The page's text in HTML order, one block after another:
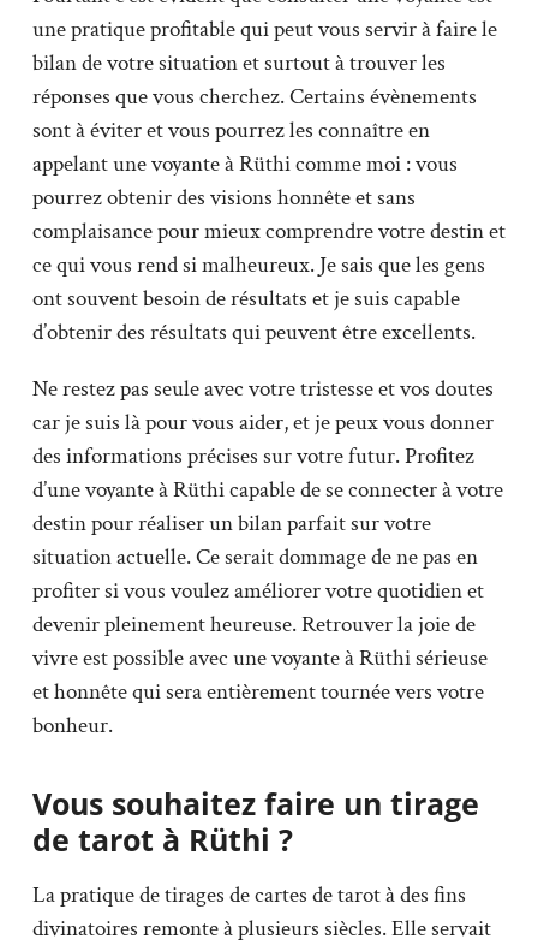
une pratique profitable qui peut vous servir à faire le
bilan de votre situation et surtout à trouver les
réponses que vous cherchez. Certains évènements
sont à éviter et vous pourrez les connaître en
appelant une voyante à Rüthi comme moi : vous
pourrez obtenir des visions honnête et sans
complaisance pour mieux comprendre votre destin et
ce qui vous rend si malheureux. Je sais que les gens
ont souvent besoin de résultats et je suis capable
d’obtenir des résultats qui peuvent être excellents.
Ne restez pas seule avec votre tristesse et vos doutes
car je suis là pour vous aider, et je peux vous donner
des informations précises sur votre futur. Profitez
d’une voyante à Rüthi capable de se connecter à votre
destin pour réaliser un bilan parfait sur votre
situation actuelle. Ce serait dommage de ne pas en
profiter si vous voulez améliorer votre quotidien et
devenir pleinement heureuse. Retrouver la joie de
vivre est possible avec une voyante à Rüthi sérieuse
et honnête qui sera entièrement tournée vers votre
bonheur.
Vous souhaitez faire un tirage
de tarot à Rüthi ?
La pratique de tirages de cartes de tarot à des fins
divinatoires remonte à plusieurs siècles. Elle servait